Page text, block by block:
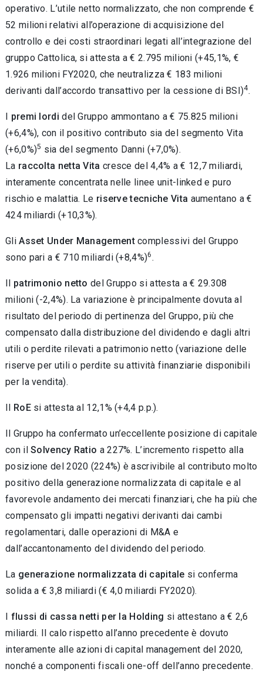
operativo. L’utile netto normalizzato, che non comprende €
52 milioni relativi all’operazione di acquisizione del
controllo e dei costi straordinari legati all’integrazione del
gruppo Cattolica, si attesta a € 2.795 milioni (+45,1%, €
1.926 milioni FY2020, che neutralizza € 183 milioni
derivanti dall’accordo transattivo per la cessione di BSI)4.
premi lordidel Gruppo ammontano a € 75.825 milioni
(+6,4%), con il positivo contributo sia del segmento Vita
(+6,0%)5 sia del segmento Danni (+7,0%).
La raccolta netta Vita cresce del 4,4% a € 12,7 miliardi,
interamente concentrata nelle linee unit-linked e puro
rischio e malattia. Le riserve tecniche Vita aumentano a €
424 miliardi (+10,3%).
GliAsset Under Managementcomplessivi del Gruppo
sono pari a € 710 miliardi (+8,4%)6.
patrimonio netto del Gruppo si attesta a € 29.308
milioni (-2,4%). La variazione è principalmente dovuta al
risultato del periodo di pertinenza del Gruppo, più che
compensato dalla distribuzione del dividendo e dagli altri
utili o perdite rilevati a patrimonio netto (variazione delle
riserve per utili o perdite su attività finanziarie disponibili
per la vendita).
RoEsi attesta al 12,1% (+4,4 p.p.).
Il Gruppo ha confermato un’eccellente posizione di capitale
con ilSolvency Ratio a 227%. L’incremento rispetto alla
posizione del 2020 (224%) è ascrivibile al contributo molto
positivo della generazione normalizzata di capitale e al
favorevole andamento dei mercati finanziari, che ha più che
compensato gli impatti negativi derivanti dai cambi
regolamentari, dalle operazioni di M&A e
dall’accantonamento del dividendo del periodo.
La generazione normalizzata di capitale si conferma
solida a € 3,8 miliardi (€ 4,0 miliardi FY2020).
flussi di cassa netti per la Holding si attestano a € 2,6
miliardi. Il calo rispetto all’anno precedente è dovuto
interamente alle azioni di capital management del 2020,
nonché a componenti fiscali one-off dell’anno precedente.